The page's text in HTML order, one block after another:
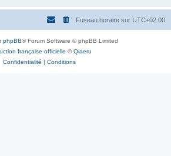
Fuseau horaire sur UTC+02:00
phpBB® Forum Software © phpBB Limited
française officielle ©Qiaeru
Confidentialité | Conditions